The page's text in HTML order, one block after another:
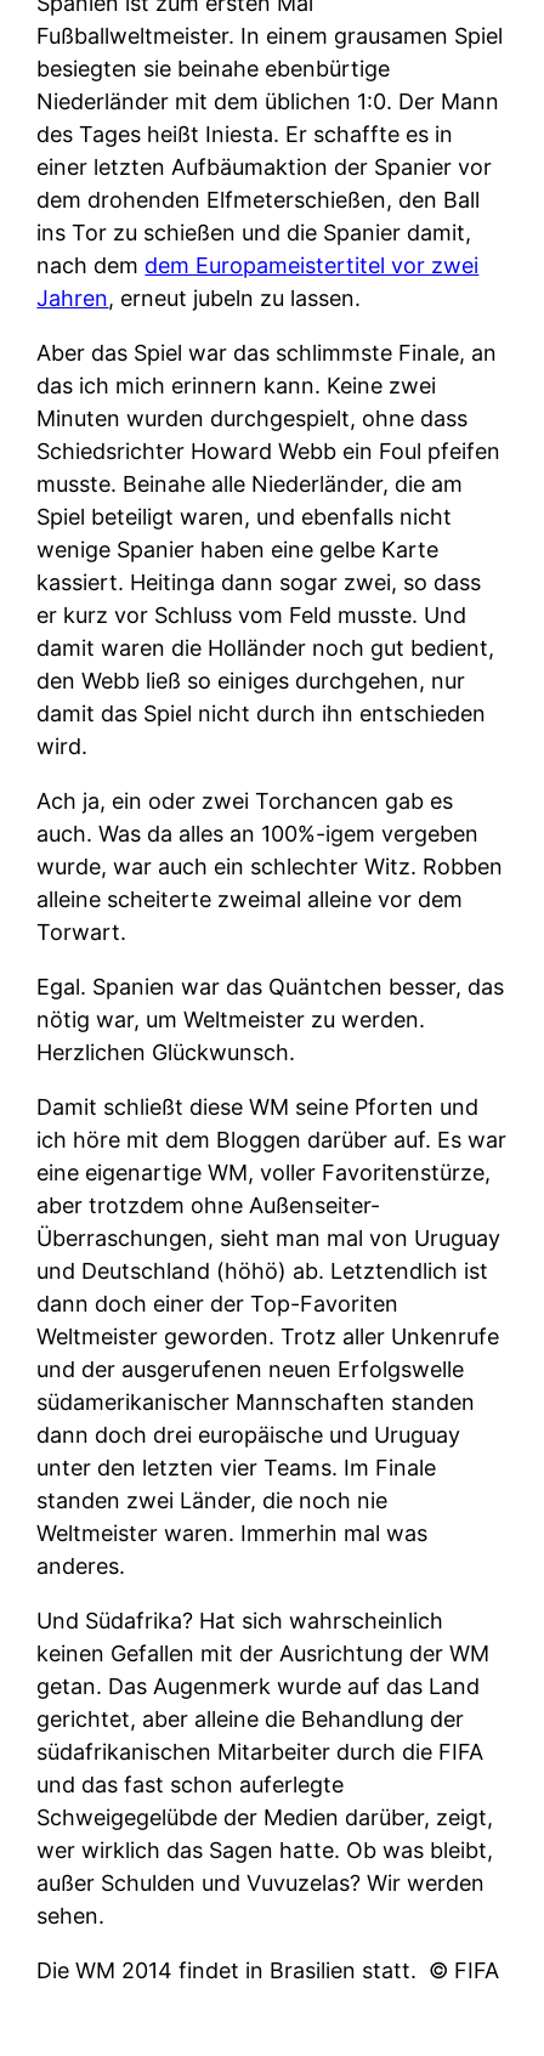
Fußballweltmeister. In einem grausamen Spiel
besiegten sie beinahe ebenbürtige
Niederländer mit dem üblichen 1:0. Der Mann
des Tages heißt Iniesta. Er schaffte es in
einer letzten Aufbäumaktion der Spanier vor
dem drohenden Elfmeterschießen, den Ball
ins Tor zu schießen und die Spanier damit,
nach dem dem Europameistertitel vor zwei
Jahren, erneut jubeln zu lassen.
Aber das Spiel war das schlimmste Finale, an
das ich mich erinnern kann. Keine zwei
Minuten wurden durchgespielt, ohne dass
Schiedsrichter Howard Webb ein Foul pfeifen
musste. Beinahe alle Niederländer, die am
Spiel beteiligt waren, und ebenfalls nicht
wenige Spanier haben eine gelbe Karte
kassiert. Heitinga dann sogar zwei, so dass
er kurz vor Schluss vom Feld musste. Und
damit waren die Holländer noch gut bedient,
den Webb ließ so einiges durchgehen, nur
damit das Spiel nicht durch ihn entschieden
wird.
Ach ja, ein oder zwei Torchancen gab es
auch. Was da alles an 100%-igem vergeben
wurde, war auch ein schlechter Witz. Robben
alleine scheiterte zweimal alleine vor dem
Torwart.
Egal. Spanien war das Quäntchen besser, das
nötig war, um Weltmeister zu werden.
Herzlichen Glückwunsch.
Damit schließt diese WM seine Pforten und
ich höre mit dem Bloggen darüber auf. Es war
eine eigenartige WM, voller Favoritenstürze,
aber trotzdem ohne Außenseiter-
Überraschungen, sieht man mal von Uruguay
und Deutschland (höhö) ab. Letztendlich ist
dann doch einer der Top-Favoriten
Weltmeister geworden. Trotz aller Unkenrufe
und der ausgerufenen neuen Erfolgswelle
südamerikanischer Mannschaften standen
dann doch drei europäische und Uruguay
unter den letzten vier Teams. Im Finale
standen zwei Länder, die noch nie
Weltmeister waren. Immerhin mal was
anderes.
Und Südafrika? Hat sich wahrscheinlich
keinen Gefallen mit der Ausrichtung der WM
getan. Das Augenmerk wurde auf das Land
gerichtet, aber alleine die Behandlung der
südafrikanischen Mitarbeiter durch die FIFA
und das fast schon auferlegte
Schweigegelübde der Medien darüber, zeigt,
wer wirklich das Sagen hatte. Ob was bleibt,
außer Schulden und Vuvuzelas? Wir werden
sehen.
Die WM 2014 findet in Brasilien statt. © FIFA